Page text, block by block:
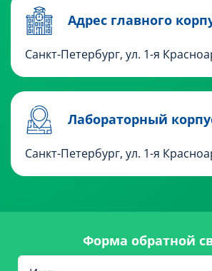
Адрес главного
Санкт-Петербург, ул. 1-я
Лабораторный
Санкт-Петербург, ул. 1-я
Форма обратной